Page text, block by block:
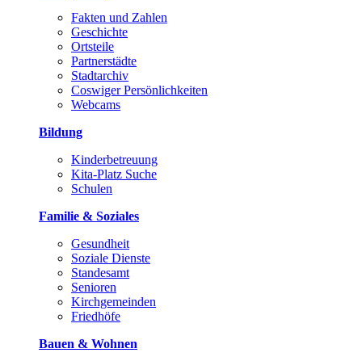
Fakten und Zahlen
Geschichte
Ortsteile
Partnerstädte
Stadtarchiv
Coswiger Persönlichkeiten
Webcams
Bildung
Kinderbetreuung
Kita-Platz Suche
Schulen
Familie & Soziales
Gesundheit
Soziale Dienste
Standesamt
Senioren
Kirchgemeinden
Friedhöfe
Bauen & Wohnen